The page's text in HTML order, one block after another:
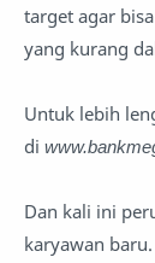
target agar
yang kurang
Untuk lebih
di
Dan kali ini
karyawan